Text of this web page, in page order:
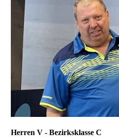
Herren V - Bezirksklasse C